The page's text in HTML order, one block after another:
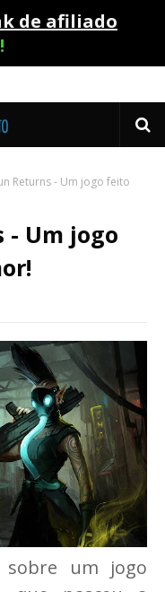
de afiliado
!
Returns - Um jogo feito
- Um jogo
sobre um jogo